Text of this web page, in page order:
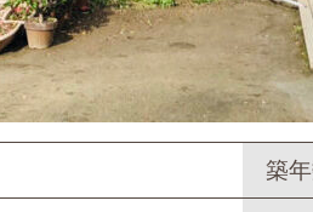
築